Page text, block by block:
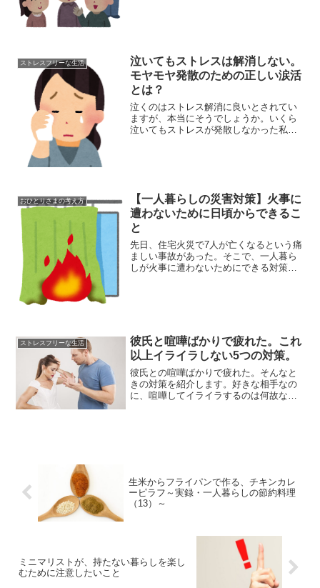
ストレスフリーな生活
泣いてもストレスは解消しない。
モヤモヤ発散のための正しい涙活
とは？
泣くのはストレス解消に良いとされてい
ますが、本当にそうでしょうか。いくら
泣いてもストレスが発散しなかった私の
おひとりさまの考え方
【一人暮らしの災害対策】火事に
遭わないために日頃からできるこ
と
先日、住宅火災で7人が亡くなるという痛
ましい事故があった。そこで、一人暮ら
しが火事に遭わないためにできる対策を
ストレスフリーな生活
彼氏と喧嘩ばかりで疲れた。これ
以上イライラしない5つの対策。
彼氏との喧嘩ばかりで疲れた。そんなと
きの対策を紹介します。好きな相手なの
に、喧嘩してイライラするのは何故なの
生米からフライパンで作る、チキンカレ
ーピラフ～実録・一人暮らしの節約料理
（13）～
ミニマリストが、持たない暮らしを楽し
むために注意したいこと